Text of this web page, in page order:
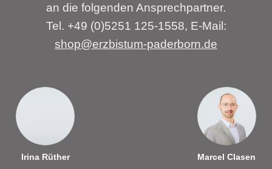
an die folgenden Ansprechpartner.
Tel. +49 (0)5251 125-1558, E-Mail:
shop@erzbistum-paderborn.de
Irina Rüther Marcel Clasen